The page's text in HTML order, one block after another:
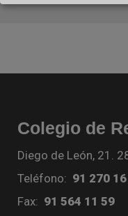
Colegio de
Diego de León, 21.
Teléfono: 91 270
Fax: 91 564 11 59